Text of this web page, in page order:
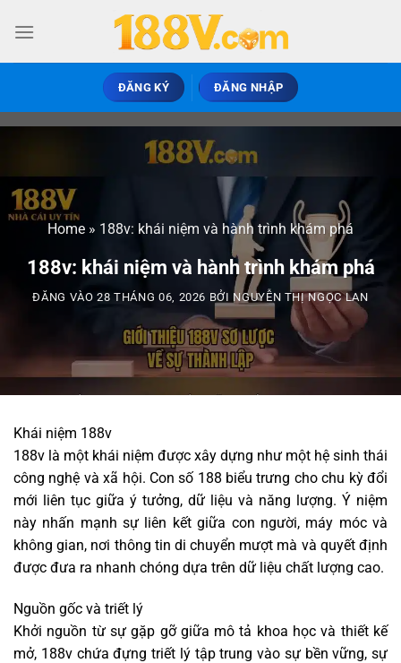
ĐĂNG KÝ ĐĂNG NHẬP
Home » 188v: khái niệm và hành trình khám phá
188v: khái niệm và hành trình khám phá
ĐĂNG VÀO28 THÁNG 06, 2026 BỞI NGUYỄN THỊ NGỌC LAN
Khái niệm 188v
188v là một khái niệm được xây dựng như một hệ sinh thái
công nghệ và xã hội. Con số 188 biểu trưng cho chu kỳ đổi
mới liên tục giữa ý tưởng, dữ liệu và năng lượng. Ý niệm
này nhấn mạnh sự liên kết giữa con người, máy móc và
không gian, nơi thông tin di chuyển mượt mà và quyết định
được đưa ra nhanh chóng dựa trên dữ liệu chất lượng cao.
Nguồn gốc và triết lý
Khởi nguồn từ sự gặp gỡ giữa mô tả khoa học và thiết kế
mở, 188v chứa đựng triết lý tập trung vào sự bền vững, sự